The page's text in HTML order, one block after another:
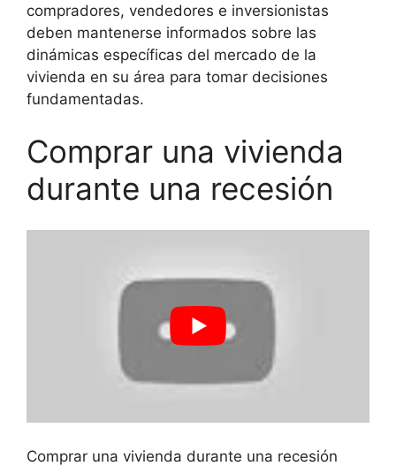
compradores, vendedores e inversionistas
deben mantenerse informados sobre las
dinámicas específicas del mercado de la
vivienda en su área para tomar decisiones
fundamentadas.
Comprar una vivienda
durante una recesión
Comprar una vivienda durante una recesión